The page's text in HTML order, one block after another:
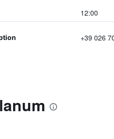
12:00
+39 026